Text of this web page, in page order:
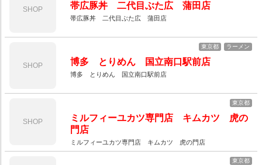
SHOP 帯広豚丼 二代目ぶた広 蒲田店
帯広豚丼 二代目ぶた広 蒲田店
SHOP
東京都 ラーメン
博多 とりめん 国立南口駅前店
博多 とりめん 国立南口駅前店
SHOP
東京都
ミルフィーユカツ専門店 キムカツ 虎の
門店
ミルフィーユカツ専門店 キムカツ 虎の門店
東京都